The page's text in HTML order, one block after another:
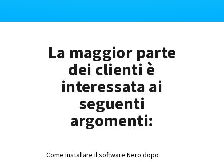
La maggior parte
dei clienti è
interessata ai
seguenti
argomenti:
Come installare il software Nero dopo